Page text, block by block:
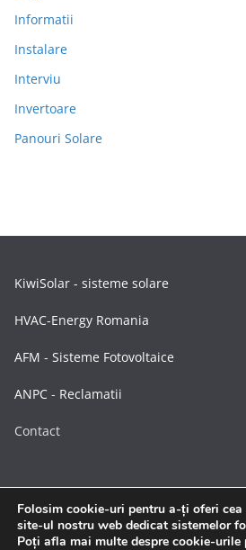
Informatii
Instalare
Interviu
Invertoare
Panouri Solare
KiwiSolar - sisteme solare
HVAC-Energy Romania
AFM - Sisteme Fotovoltaice
ANPC - Reclamatii
Contact
Drepturi de autor © 2026
Folosim cookie-uri pentru a-ți oferi cea
site-ul nostru web dedicat sistemelor
Poți afla mai multe despre cookie-urile